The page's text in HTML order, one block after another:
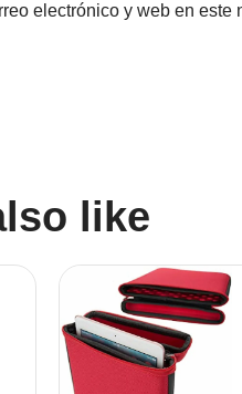
electrónico y web en
like